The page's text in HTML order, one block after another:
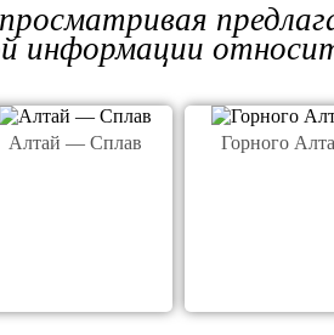
информации
Алтай — Сплав Горного